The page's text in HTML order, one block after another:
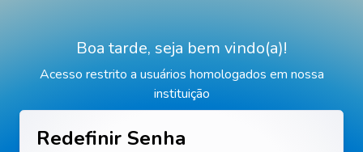
Boa tarde, seja bem vindo(a)!
Acesso restrito a usuários homologados em nossa
instituição
Redefinir Senha